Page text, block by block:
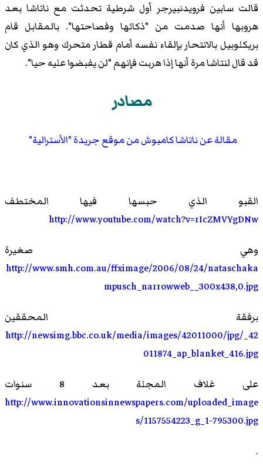
قالت سابين فرويدنبيرجر أول شرطية تحدثت مع ناتاشا بعد
هروبها أنها صدمت من "ذكائها وفصاحتها". بالمقابل قام
بريكلوبيل بالانتحار بإلقاء نفسه أمام قطار متحرك وهو الذي كان
قد قال لنتاشا مرة أنها إذا هربت فإنهم "لن يفبضوا عليه حيا".
مصادر
مقالة عن ناتاشا كامبوش من موقع جريدة "الأسترالية"
القبو الذي حبسها فيها المختطف
http://www.youtube.com/watch?v=rIcZMVYgDNw
وهي صغيرة
http://www.smh.com.au/ffximage/2006/08/24/nataschaka
mpusch_narrowweb__300x438,0.jpg
برفقة المحققين
http://newsimg.bbc.co.uk/media/images/42011000/jpg/_42
011874_ap_blanket_416.jpg
على غلاف المجلة بعد 8 سنوات
http://www.innovationsinnewspapers.com/uploaded_image
s/1157554223_g_1-795300.jpg
.